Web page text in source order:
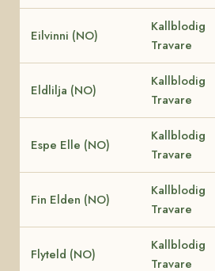
Eilvinni (NO)
Kallblodig
Travare
Eldlilja (NO)
Kallblodig
Travare
Espe Elle (NO)
Kallblodig
Travare
Fin Elden (NO)
Kallblodig
Travare
Flyteld (NO)
Kallblodig
Travare